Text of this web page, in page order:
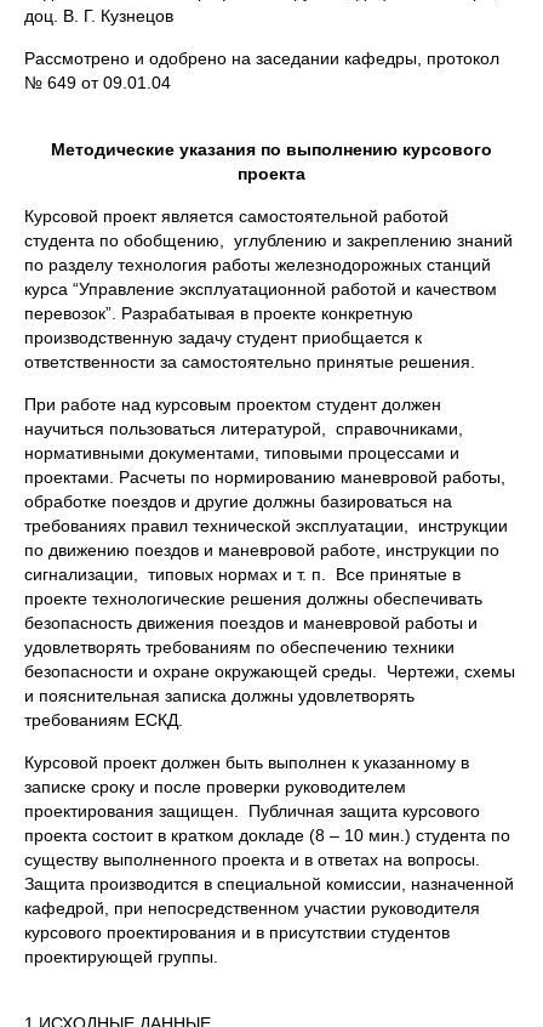
доц. В. Г. Кузнецов
Рассмотрено и одобрено на заседании кафедры, протокол
№ 649 от 09.01.04
Методические указания по выполнению курсового
проекта
Курсовой проект является самостоятельной работой
студента по обобщению, углублению и закреплению знаний
по разделу технология работы железнодорожных станций
курса “Управление эксплуатационной работой и качеством
перевозок”. Разрабатывая в проекте конкретную
производственную задачу студент приобщается к
ответственности за самостоятельно принятые решения.
При работе над курсовым проектом студент должен
научиться пользоваться литературой, справочниками,
нормативными документами, типовыми процессами и
проектами. Расчеты по нормированию маневровой работы,
обработке поездов и другие должны базироваться на
требованиях правил технической эксплуатации, инструкции
по движению поездов и маневровой работе, инструкции по
сигнализации, типовых нормах и т. п. Все принятые в
проекте технологические решения должны обеспечивать
безопасность движения поездов и маневровой работы и
удовлетворять требованиям по обеспечению техники
безопасности и охране окружающей среды. Чертежи, схемы
и пояснительная записка должны удовлетворять
требованиям ЕСКД.
Курсовой проект должен быть выполнен к указанному в
записке сроку и после проверки руководителем
проектирования защищен. Публичная защита курсового
проекта состоит в кратком докладе (8 – 10 мин.) студента по
существу выполненного проекта и в ответах на вопросы.
Защита производится в специальной комиссии, назначенной
кафедрой, при непосредственном участии руководителя
курсового проектирования и в присутствии студентов
проектирующей группы.